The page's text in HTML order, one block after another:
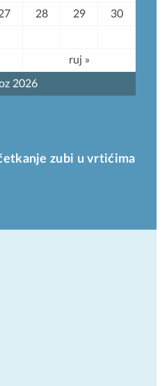
2026
28 29 30
ruj »
zubi u vrtićima